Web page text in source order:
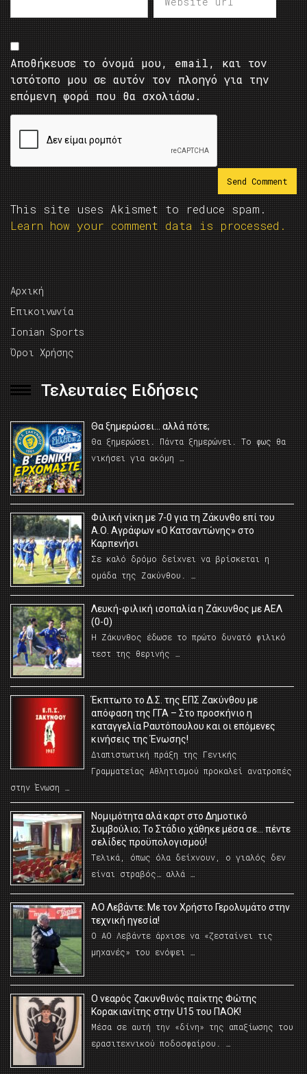
Αποθήκευσε το όνομά μου, email, και τον
ιστότοπο μου σε αυτόν τον πλοηγό για την
επόμενη φορά που θα σχολιάσω.
This site uses Akismet to reduce spam.
Learn how your comment data is processed.
Αρχική
Επικοινωνία
Ionian Sports
Όροι Χρήσης
Τελευταίες Ειδήσεις
Θα ξημερώσει… αλλά πότε;
Θα ξημερώσει. Πάντα ξημερώνει. Το φως θα
νικήσει για ακόμη …
Φιλική νίκη με 7-0 για τη Ζάκυνθο επί του
Α.Ο. Αγράφων «Ο Κατσαντώνης» στο
Καρπενήσι
Σε καλό δρόμο δείχνει να βρίσκεται η
ομάδα της Ζακύνθου. …
Λευκή-φιλική ισοπαλία η Ζάκυνθος με ΑΕΛ
(0-0)
Η Ζάκυνθος έδωσε το πρώτο δυνατό φιλικό
τεστ της θερινής …
Έκπτωτο το Δ.Σ. της ΕΠΣ Ζακύνθου με
απόφαση της ΓΓΑ – Στο προσκήνιο η
καταγγελία Ραυτόπουλου και οι επόμενες
κινήσεις της Ένωσης!
Διαπιστωτική πράξη της Γενικής
Γραμματείας Αθλητισμού προκαλεί ανατροπές
στην Ένωση …
Νομιμότητα αλά καρτ στο Δημοτικό
Συμβούλιο; Το Στάδιο χάθηκε μέσα σε… πέντε
σελίδες προϋπολογισμού!
Τελικά, όπως όλα δείχνουν, ο γιαλός δεν
είναι στραβός… αλλά …
ΑΟ Λεβάντε: Με τον Χρήστο Γερολυμάτο στην
τεχνική ηγεσία!
Ο ΑΟ Λεβάντε άρχισε να «ζεσταίνει τις
μηχανές» του ενόψει …
O νεαρός ζακυνθινός παίκτης Φώτης
Κορακιανίτης στην U15 του ΠΑΟΚ!
Μέσα σε αυτή την «δίνη» της απαξίωσης του
ερασιτεχνικού ποδοσφαίρου. …